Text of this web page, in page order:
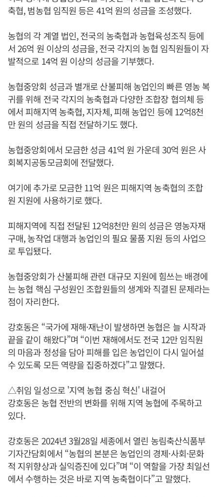
축협, 범농협 임직원 등은 41억 원의 성금을 조성했다.
농협의 각 계열 법인, 전국의 농축협과 농협육성조직 등에
서 26억 원 이상의 성금을, 전국 각지의 농협 임직원들이 자
발적으로 14억 원 이상의 성금을 기부했다.
농협중앙회 성금과 별개로 산불피해 농업인의 빠른 영농 복
귀를 위해 전국 각지의 농축협과 다양한 조합장 협의체 등
에서 피해지역 농축협, 지자체, 피해 농업인 등에 12억8천
만 원의 성금을 직접 전달하기도 했다.
농협중앙회에서 모금한 성금 41억 원 가운데 30억 원은 사
회복지공동모금회에 전달했다.
여기에 추가로 모금한 11억 원은 피해지역 농축협의 조합
원 지원에 사용하기로 했다.
피해지역에 직접 전달된 12억8천만 원의 성금은 영농자재
구매, 농작업 대행과 농업인의 필요 물품 지원 등의 사업으
로 투입됐다.
농협중앙회가 산불피해 관련 대규모 지원에 힘쓰는 배경에
는 농협 핵심 구성원인 조합원들의 생계와 직결된 문제라는
점이 자리한다.
강호동은 “국가에 재해·재난이 발생하면 농협은 늘 시작과
끝을 같이 해왔다”며 “이번 재해에서도 전국 12만 임직원
의 마음과 정성을 담아 피해를 입은 농업인이 다시 일어설
수 있도록 모든 역량을 집중하겠다”고 말했다.
△취임 일성으로 '지역 농협 중심 혁신' 내걸어
강호동은 농협 전반의 변화를 위해 지역 농협에 주목하고
있다.
강호동은 2024년 3월28일 세종에서 열린 농림축산식품부
기자간담회에서 “농협의 본분은 농업인의 경제·사회·문화
적 지위향상과 실익증진에 있다”며 “이 역할을 가장 최일선
에서 수행하는 것은 바로 지역 농축협이다”고 말했다.